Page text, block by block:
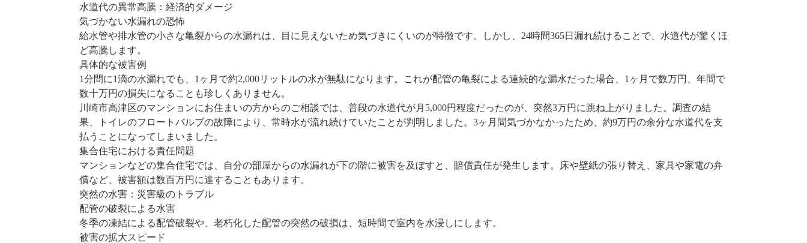
水道代の異常高騰：経済的ダメージ
気づかない水漏れの恐怖
給水管や排水管の小さな亀裂からの水漏れは、目に見えないため気づきにくいのが特徴です。しかし、24時間365日漏れ続けることで、水道代が驚くほ
ど高騰します。
具体的な被害例
1分間に1滴の水漏れでも、1ヶ月で約2,000リットルの水が無駄になります。これが配管の亀裂による連続的な漏水だった場合、1ヶ月で数万円、年間で
数十万円の損失になることも珍しくありません。
川崎市高津区のマンションにお住まいの方からのご相談では、普段の水道代が月5,000円程度だったのが、突然3万円に跳ね上がりました。調査の結
果、トイレのフロートバルブの故障により、常時水が流れ続けていたことが判明しました。3ヶ月間気づかなかったため、約9万円の余分な水道代を支
払うことになってしまいました。
集合住宅における責任問題
マンションなどの集合住宅では、自分の部屋からの水漏れが下の階に被害を及ぼすと、賠償責任が発生します。床や壁紙の張り替え、家具や家電の弁
償など、被害額は数百万円に達することもあります。
突然の水害：災害級のトラブル
配管の破裂による水害
冬季の凍結による配管破裂や、老朽化した配管の突然の破損は、短時間で室内を水浸しにします。
被害の拡大スピード